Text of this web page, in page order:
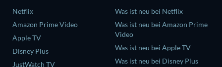
Netflix
Amazon Prime Video
Apple TV
Disney Plus
JustWatch TV
Was ist neu bei Netflix
Was ist neu bei Amazon Prime
Video
Was ist neu bei Apple TV
Was ist neu bei Disney Plus